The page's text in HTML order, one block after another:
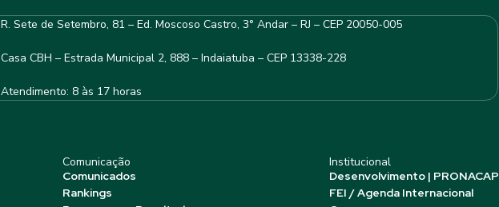
R. Sete de Setembro, 81 – Ed. Moscoso Castro, 3° Andar – RJ – CEP 20050-005
Casa CBH – Estrada Municipal 2, 888 – Indaiatuba – CEP 13338-228
Atendimento: 8 às 17 horas
Comunicação
Comunicados
Rankings
Institucional
Desenvolvimento | PRONACAP
FEI / Agenda Internacional